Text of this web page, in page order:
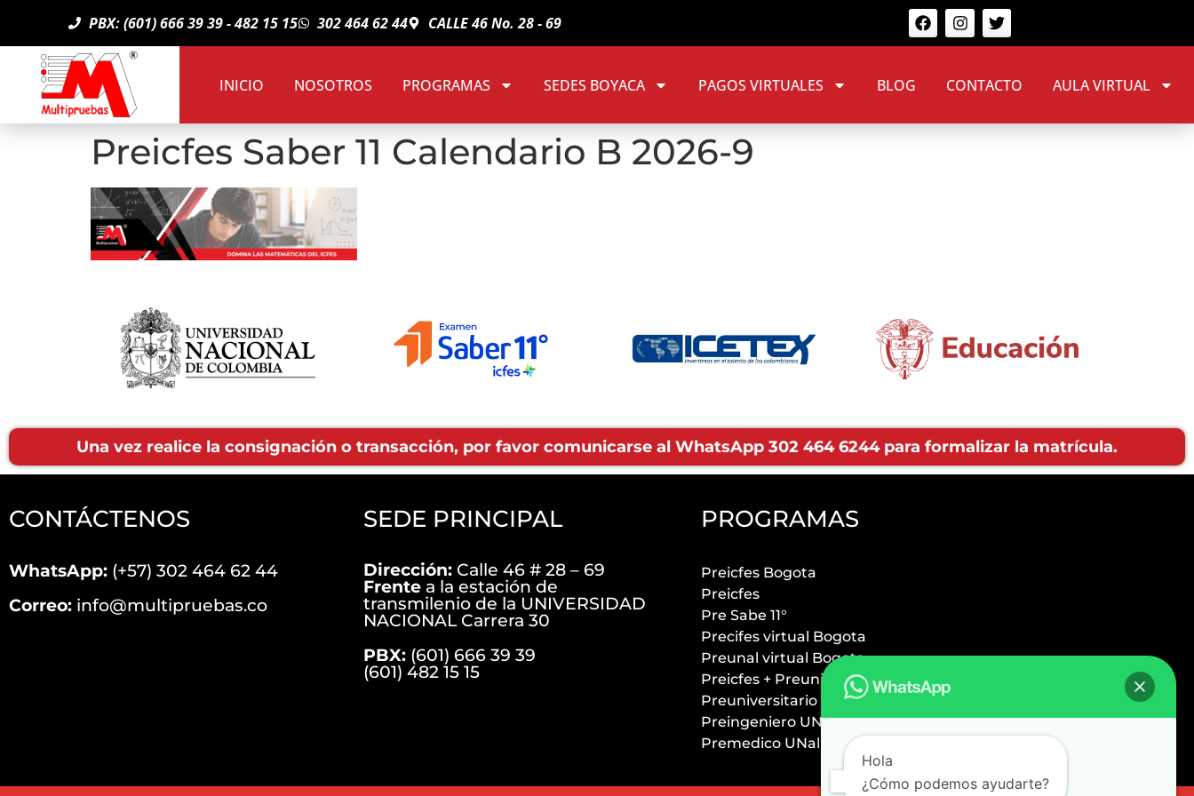
PBX: (601) 666 39 39 - 482 15 15 302 464 62 44 CALLE 46 No. 28 - 69
INICIO NOSOTROS PROGRAMAS SEDES BOYACA PAGOS VIRTUALES BLOG CONTACTO AULA VIRTUAL
Preicfes Saber 11 Calendario B 2026-9
Una vez realice la consignación o transacción, por favor comunicarse al WhatsApp 302 464 6244 para formalizar la matrícula.
CONTÁCTENOS
WhatsApp: (+57) 302 464 62 44
Correo: info@multipruebas.co
SEDE PRINCIPAL
Dirección:Calle 46 # 28 – 69
Frentea la estación de
transmilenio de la UNIVERSIDAD
NACIONAL Carrera 30
PBX:(601) 666 39 39
(601) 482 15 15
PROGRAMAS
Preicfes Bogota
Preicfes
Pre Sabe 11°
Precifes virtual Bogota
Preunal virtual Bogota
Preicfes + Preuniversitario
Preuniversitario Bogota
Preingeniero UNal
Premedico UNal
Hola
¿Cómo podemos ayudarte?